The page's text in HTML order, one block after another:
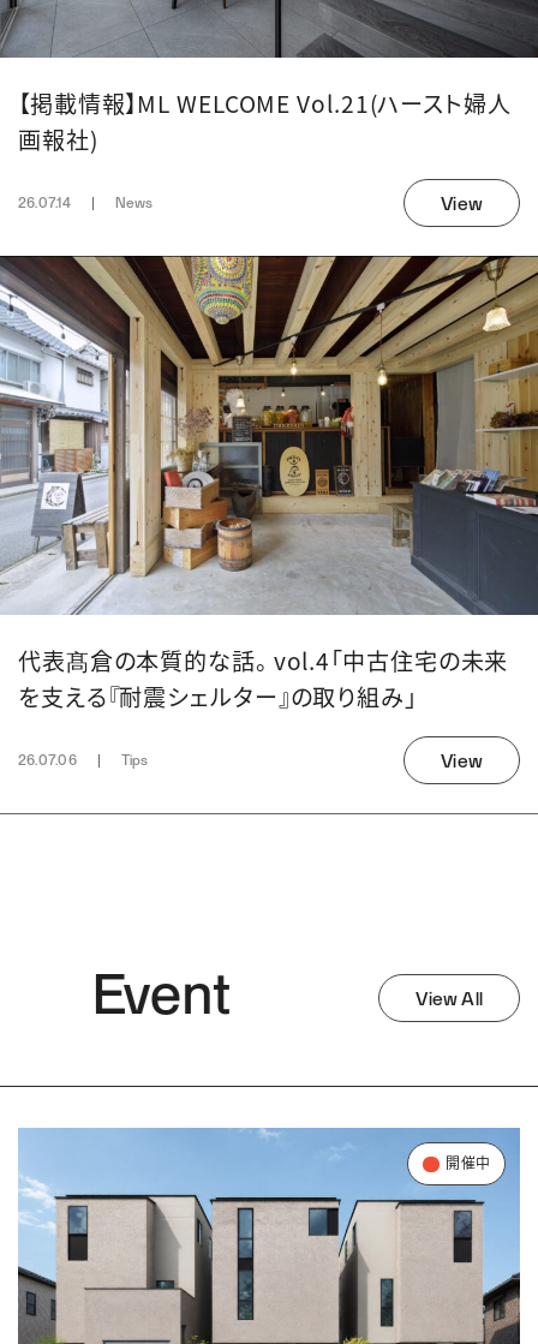
【掲載情報】ML WELCOME Vol.21(ハースト婦人
画報社)
26.07.14 News View
代表髙倉の本質的な話。 vol.4「中古住宅の未来
を支える『耐震シェルター』の取り組み」
26.07.06 Tips View
Event View All
開催中